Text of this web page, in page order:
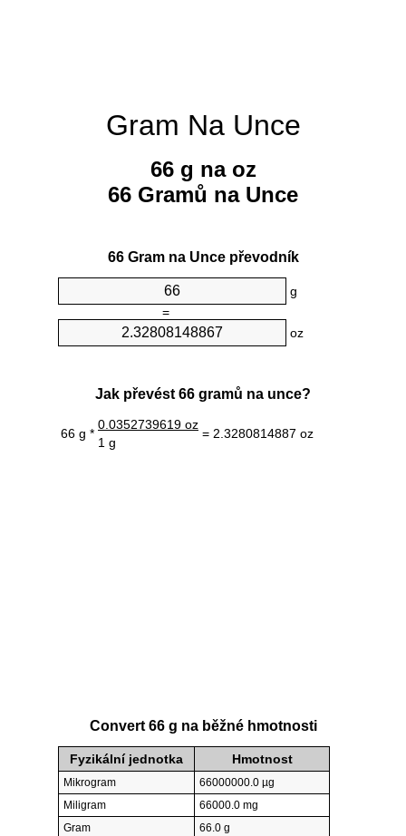
Gram Na Unce
66 g na oz
66 Gramů na Unce
66 Gram na Unce převodník
g
=
oz
Jak převést 66 gramů na unce?
66 g *
0.0352739619 oz
= 2.3280814887 oz
1 g
Convert 66 g na běžné hmotnosti
Fyzikální jednotka Hmotnost
Mikrogram
66000000.0 µg
Miligram
66000.0 mg
Gram
66.0 g